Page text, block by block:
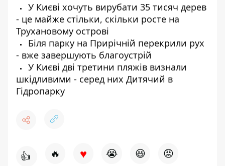
У Києві хочуть вирубати 35 тисяч дерев
- це майже стільки, скільки росте на
Трухановому острові
Біля парку на Прирічній перекрили рух
- вже завершують благоустрій
У Києві дві третини пляжів визнали
шкідливими - серед них Дитячий в
Гідропарку
👍 🔥 ♥ 😭 😆 😡